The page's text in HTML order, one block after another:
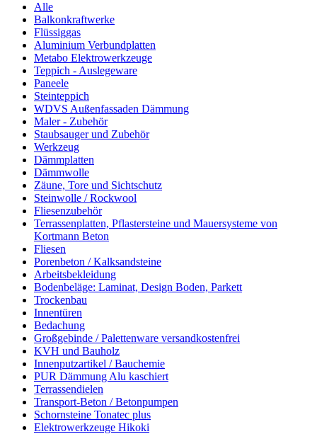
Alle
Balkonkraftwerke
Flüssiggas
Aluminium Verbundplatten
Metabo Elektrowerkzeuge
Teppich - Auslegeware
Paneele
Steinteppich
WDVS Außenfassaden Dämmung
Maler - Zubehör
Staubsauger und Zubehör
Werkzeug
Dämmplatten
Dämmwolle
Zäune, Tore und Sichtschutz
Steinwolle / Rockwool
Fliesenzubehör
Terrassenplatten, Pflastersteine und Mauersysteme von
Kortmann Beton
Fliesen
Porenbeton / Kalksandsteine
Arbeitsbekleidung
Bodenbeläge: Laminat, Design Boden, Parkett
Trockenbau
Innentüren
Bedachung
Großgebinde / Palettenware versandkostenfrei
KVH und Bauholz
Innenputzartikel / Bauchemie
PUR Dämmung Alu kaschiert
Terrassendielen
Transport-Beton / Betonpumpen
Schornsteine Tonatec plus
Elektrowerkzeuge Hikoki